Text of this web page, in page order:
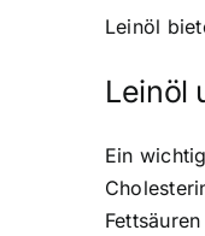
Leinöl
Leinöl
Ein